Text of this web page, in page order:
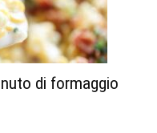
di formaggio